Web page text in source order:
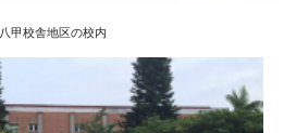
八甲校舎地区の校内